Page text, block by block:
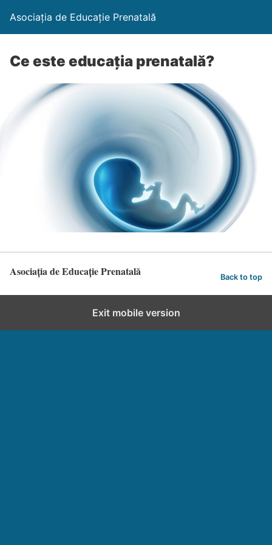
Asociația de Educație Prenatală
Ce este educația prenatală?
Asociația de Educație Prenatală Back to top
Exit mobile version